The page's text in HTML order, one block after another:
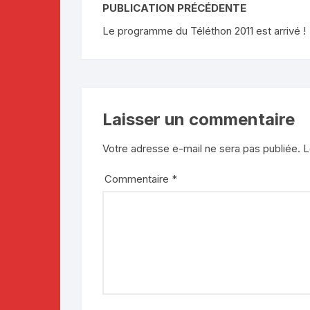
PUBLICATION PRÉCÉDENTE
Le programme du Téléthon 2011 est arrivé !
Laisser un commentaire
Votre adresse e-mail ne sera pas publiée.
Commentaire *